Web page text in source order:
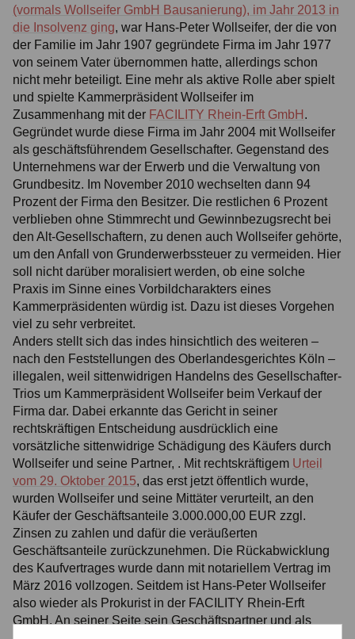
(vormals Wollseifer GmbH Bausanierung), im Jahr 2013 in
die Insolvenz ging, war Hans-Peter Wollseifer, der die von
der Familie im Jahr 1907 gegründete Firma im Jahr 1977
von seinem Vater übernommen hatte, allerdings schon
nicht mehr beteiligt. Eine mehr als aktive Rolle aber spielt
und spielte Kammerpräsident Wollseifer im
Zusammenhang mit der FACILITY Rhein-Erft GmbH .
Gegründet wurde diese Firma im Jahr 2004 mit Wollseifer
als geschäftsführendem Gesellschafter. Gegenstand des
Unternehmens war der Erwerb und die Verwaltung von
Grundbesitz. Im November 2010 wechselten dann 94
Prozent der Firma den Besitzer. Die restlichen 6 Prozent
verblieben ohne Stimmrecht und Gewinnbezugsrecht bei
den Alt-Gesellschaftern, zu denen auch Wollseifer gehörte,
um den Anfall von Grunderwerbssteuer zu vermeiden. Hier
soll nicht darüber moralisiert werden, ob eine solche
Praxis im Sinne eines Vorbildcharakters eines
Kammerpräsidenten würdig ist. Dazu ist dieses Vorgehen
viel zu sehr verbreitet.
Anders stellt sich das indes hinsichtlich des weiteren –
nach den Feststellungen des Oberlandesgerichtes Köln –
illegalen, weil sittenwidrigen Handelns des Gesellschafter-
Trios um Kammerpräsident Wollseifer beim Verkauf der
Firma dar. Dabei erkannte das Gericht in seiner
rechtskräftigen Entscheidung ausdrücklich eine
vorsätzliche sittenwidrige Schädigung des Käufers durch
Wollseifer und seine Partner, . Mit rechtskräftigem Urteil
vom 29. Oktober 2015, das erst jetzt öffentlich wurde,
wurden Wollseifer und seine Mittäter verurteilt, an den
Käufer der Geschäftsanteile 3.000.000,00 EUR zzgl.
Zinsen zu zahlen und dafür die veräußerten
Geschäftsanteile zurückzunehmen. Die Rückabwicklung
des Kaufvertrages wurde dann mit notariellem Vertrag im
März 2016 vollzogen. Seitdem ist Hans-Peter Wollseifer
also wieder als Prokurist in der FACILITY Rhein-Erft
GmbH. An seiner Seite sein Geschäftspartner und als